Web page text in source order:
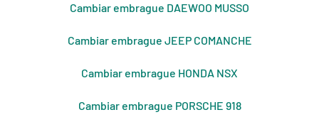
Cambiar embrague DAEWOO MUSSO
Cambiar embrague JEEP COMANCHE
Cambiar embrague HONDA NSX
Cambiar embrague PORSCHE 918